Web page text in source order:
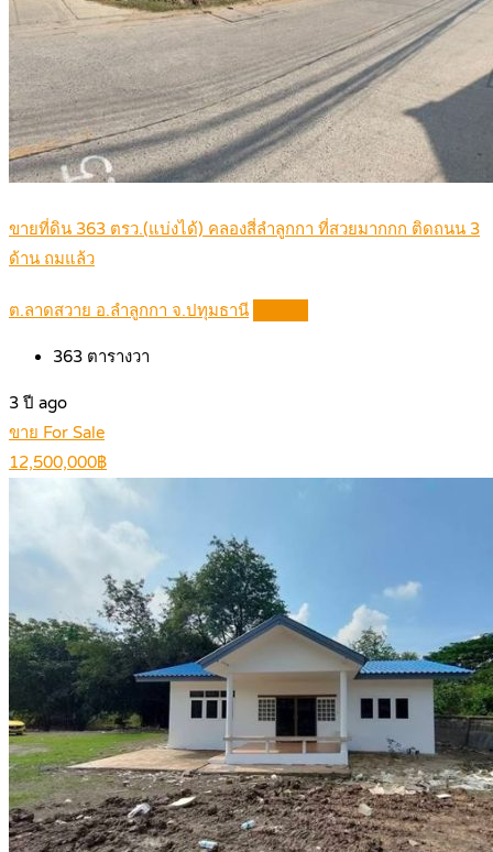
ขายที่ดิน 363 ตรว.(แบ่งได้) คลองสี่ลำลูกกา ที่สวยมากกก ติดถนน 3
ด้าน ถมแล้ว
ต.ลาดสวาย อ.ลำลูกกา จ.ปทุมธานี
363 ตารางวา
3 ปี ago
ขาย For Sale
12,500,000฿